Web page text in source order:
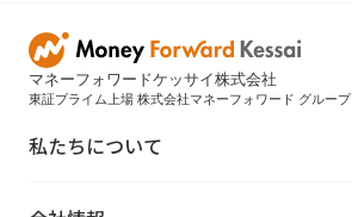
マネーフォワードケッサイ株式会社
東証プライム上場 株式会社マネーフォワード グループ
私たちについて